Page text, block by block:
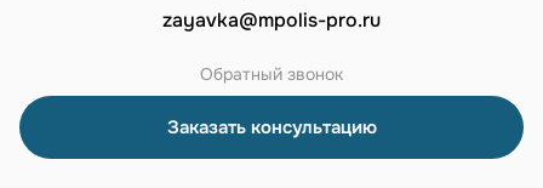
zayavka@mpolis-pro.ru
Обратный звонок
Заказать консультацию